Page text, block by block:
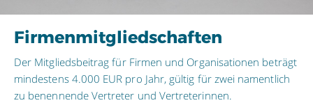
Firmenmitgliedschaften
Der Mitgliedsbeitrag für Firmen und Organisationen beträgt
mindestens 4.000 EUR pro Jahr, gültig für zwei namentlich
zu benennende Vertreter und Vertreterinnen.